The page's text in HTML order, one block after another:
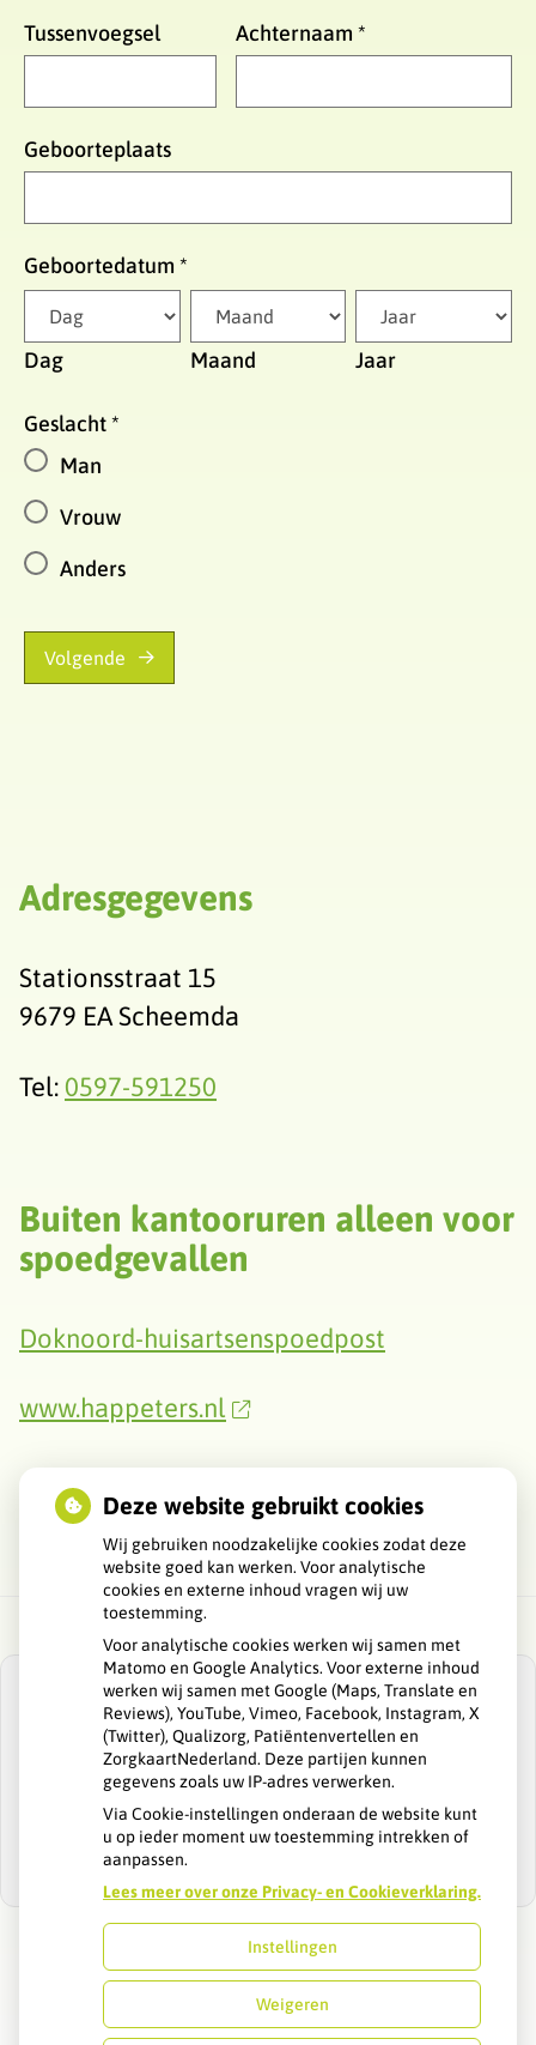
Tussenvoegsel Achternaam *
Geboorteplaats
Geboortedatum *
Dag Maand Jaar
Geslacht*
Man
Vrouw
Anders
Volgende
Adresgegevens
Stationsstraat 15
9679 EA Scheemda
Tel: 0597-591250
Buiten kantooruren alleen voor
spoedgevallen
Doknoord-huisartsenspoedpost
www.happeters.nl
U heeft geen toestemming gegeven voor
externe inhoud die nodig is om dit te
zien.
Cookie-instellingen wijzigen
Deze website gebruikt cookies
Wij gebruiken noodzakelijke cookies zodat deze
website goed kan werken. Voor analytische
cookies en externe inhoud vragen wij uw
toestemming.
Voor analytische cookies werken wij samen met
Matomo en Google Analytics. Voor externe inhoud
werken wij samen met Google (Maps, Translate en
Reviews), YouTube, Vimeo, Facebook, Instagram, X
(Twitter), Qualizorg, Patiëntenvertellen en
ZorgkaartNederland. Deze partijen kunnen
gegevens zoals uw IP-adres verwerken.
Via Cookie-instellingen onderaan de website kunt
u op ieder moment uw toestemming intrekken of
aanpassen.
Lees meer over onze Privacy- en Cookieverklaring.
Instellingen
Weigeren